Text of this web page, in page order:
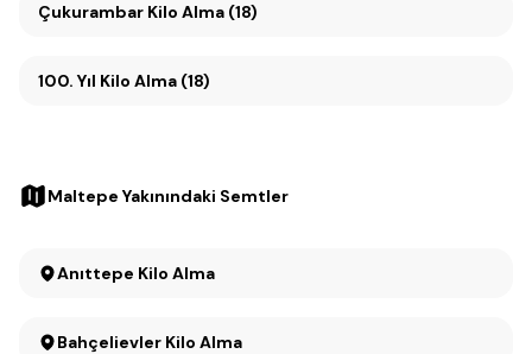
Çukurambar Kilo Alma (18)
100. Yıl Kilo Alma (18)
Maltepe Yakınındaki Semtler
Anıttepe Kilo Alma
Bahçelievler Kilo Alma